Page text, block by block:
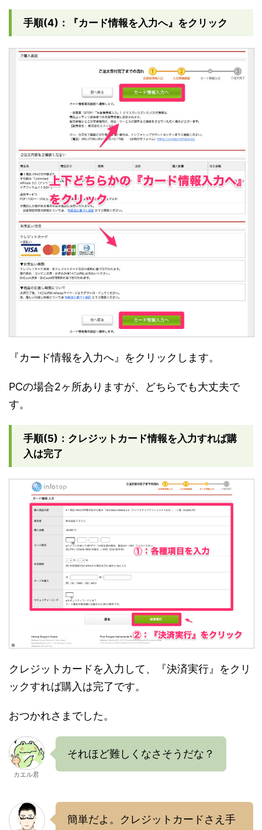
手順(4)：『カード情報を入力へ』をクリック
『カード情報を入力へ』をクリックします。
PCの場合2ヶ所ありますが、どちらでも大丈夫で
す。
手順(5)：クレジットカード情報を入力すれば購
入は完了
クレジットカードを入力して、『決済実行』をクリ
ックすれば購入は完了です。
おつかれさまでした。
カエル君
それほど難しくなさそうだな？
簡単だよ。クレジットカードさえ手